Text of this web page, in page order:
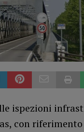
ispezioni
con